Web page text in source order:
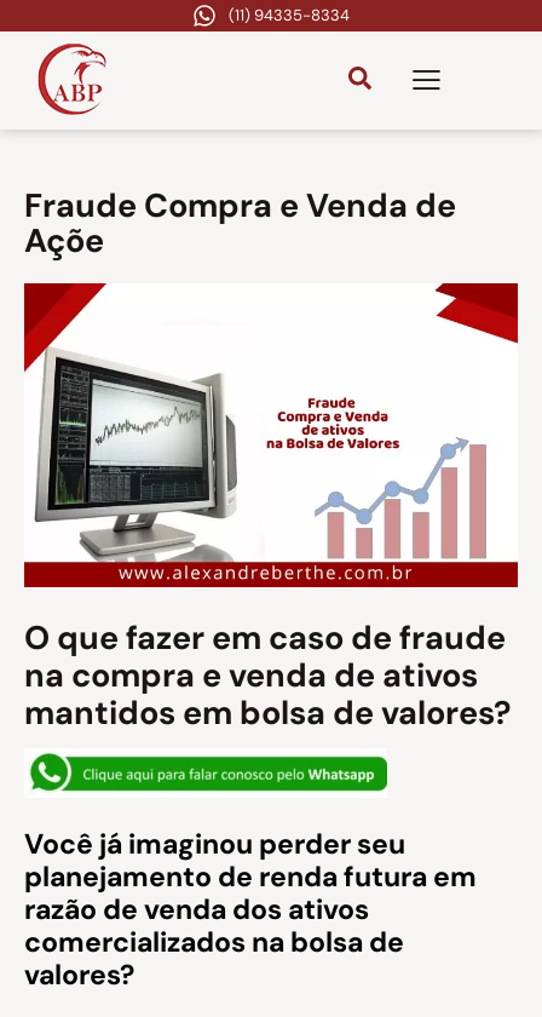
(11) 94335-8334
Fraude Compra e Venda de
Açõe
O que fazer em caso de fraude
na compra e venda de ativos
mantidos em bolsa de valores?
Você já imaginou perder seu
planejamento de renda futura em
razão de venda dos ativos
comercializados na bolsa de
valores?